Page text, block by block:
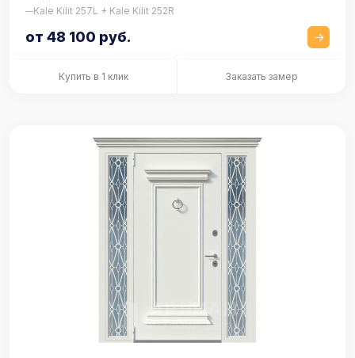
Kale Kilit 257L + Kale Kilit 252R
от 48 100 руб.
Купить в 1 клик Заказать замер